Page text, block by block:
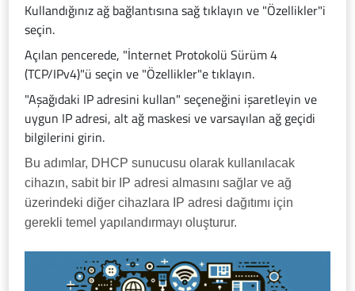
Kullandığınız ağ bağlantısına sağ tıklayın ve "Özellikler"i
seçin.
Açılan pencerede, "İnternet Protokolü Sürüm 4
(TCP/IPv4)"ü seçin ve "Özellikler"e tıklayın.
"Aşağıdaki IP adresini kullan" seçeneğini işaretleyin ve
uygun IP adresi, alt ağ maskesi ve varsayılan ağ geçidi
bilgilerini girin.
Bu adımlar, DHCP sunucusu olarak kullanılacak
cihazın, sabit bir IP adresi almasını sağlar ve ağ
üzerindeki diğer cihazlara IP adresi dağıtımı için
gerekli temel yapılandırmayı oluşturur.